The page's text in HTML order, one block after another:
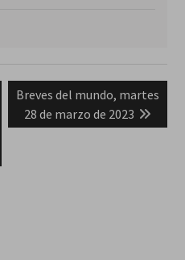
Next
post:
Breves del mundo, martes
28 de marzo de 2023